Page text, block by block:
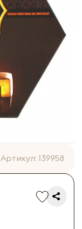
Артикул: 139958